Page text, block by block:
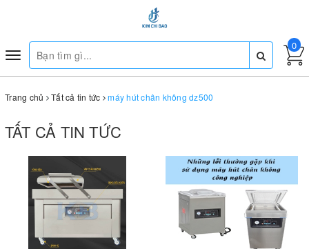
Toggle
navigation
0
Trang chủ Tất cả tin tức máy hút chân không dz500
TẤT CẢ TIN TỨC